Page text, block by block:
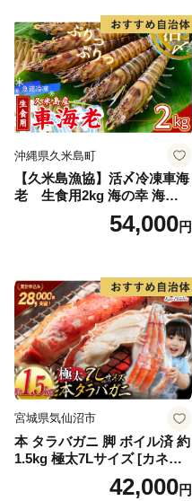
イル済み 冷凍 カニ 蟹 かに
カニ味噌 甲羅 お得 格安 小ぶ
り 解凍 カニ鍋 甲羅焼き 海鮮
返礼品 特産品 新鮮 濃厚 旨み
簡単調理 家庭用 ギフト グル
メ
沖縄県久米島町
【久米島漁協】活〆冷凍車海
老 生食用2kg 海の幸 海鮮
車えび クルマエビ 高級食材
生食 刺身 鮮度抜群 プリプリ
り物 お歳暮 お中元
54,000円
宮城県気仙沼市
本 タラバガニ 脚 ボイル済 約
1.5kg 極太7Lサイズ [カネダ
イ 宮城県 気仙沼市 2056432
6] カニ かに 蟹 たらばがに た
42,000円